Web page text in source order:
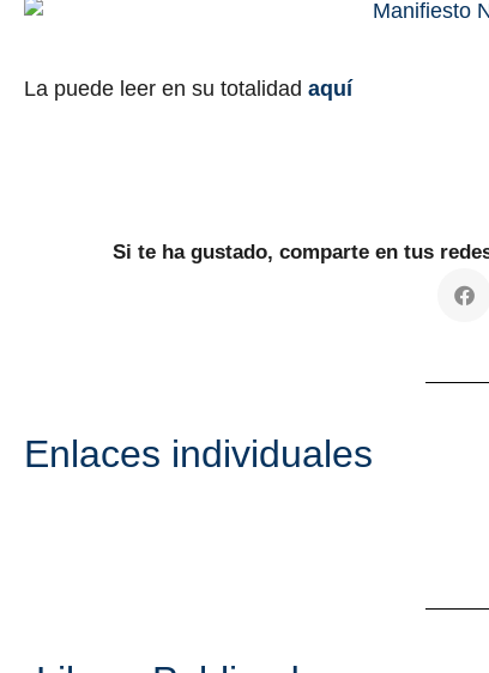
La puede leer en su totalidad aquí
Si te ha gustado, comparte en tus
Enlaces individuales